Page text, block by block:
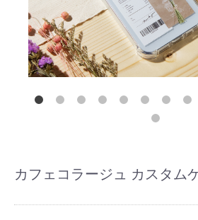
カフェコラージュ カスタム